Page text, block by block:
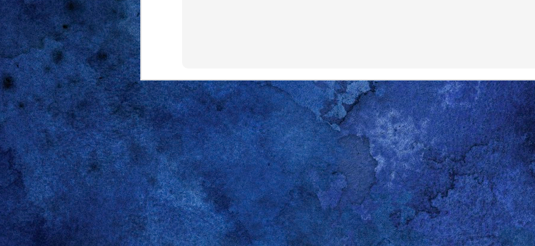
0 Kommentar hinzufügen
DEC
15
Amazon Prime Instant Video im Firefox ansehen mit Ubuntu
Der ursprüngliche Tipp kommt vonpraxistipps.chip.de.
Hier die Befehle um (auch) Silverlight für Firefox zu aktivieren:
sudo su -